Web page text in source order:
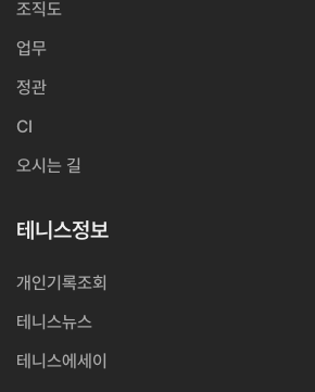
조직도
업무
정관
CI
오시는 길
테니스정보
개인기록조회
테니스뉴스
테니스에세이